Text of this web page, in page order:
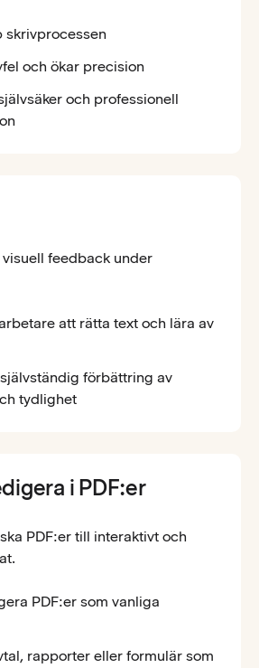
skrivprocessen
och ökar precision
och professionell
feedback under
att rätta text och lära av
förbättring av
tydlighet
i PDF:er
PDF:er till interaktivt och
PDF:er som vanliga
rapporter eller formulär som